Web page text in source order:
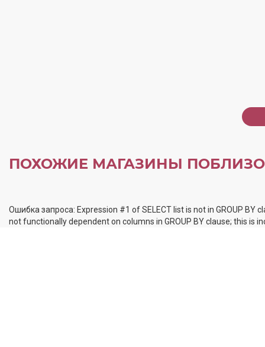
ПОХОЖИЕ МАГАЗИНЫ
Ошибка запроса: Expression #1 of SELECT list is not in GROUP
not functionally dependent on columns in GROUP BY clause; this is